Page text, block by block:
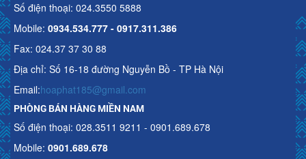
Số điện thoại: 024.3550 5888
Mobile: 0934.534.777 - 0917.311.386
Fax: 024.37 37 30 88
Địa chỉ: Số 16-18 đường Nguyễn Bồ - TP Hà Nội
Email:hoaphat185@gmail.com
PHÒNG BÁN HÀNG MIỀN NAM
Số điện thoại: 028.3511 9211 - 0901.689.678
Mobile: 0901.689.678